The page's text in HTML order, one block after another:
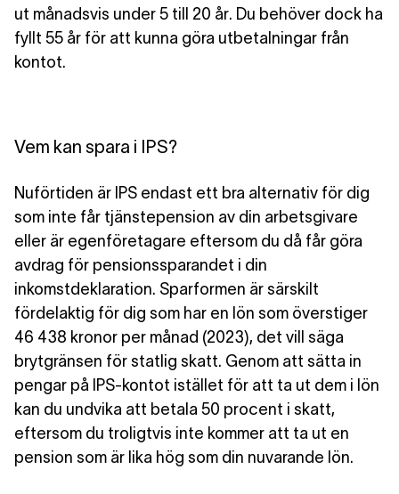
ut månadsvis under 5 till 20 år. Du behöver dock ha
fyllt 55 år för att kunna göra utbetalningar från
kontot.
Vem kan spara i IPS?
Nuförtiden är IPS endast ett bra alternativ för dig
som inte får tjänstepension av din arbetsgivare
eller är egenföretagare eftersom du då får göra
avdrag för pensionssparandet i din
inkomstdeklaration. Sparformen är särskilt
fördelaktig för dig som har en lön som överstiger
46 438 kronor per månad (2023), det vill säga
brytgränsen för statlig skatt. Genom att sätta in
pengar på IPS-kontot istället för att ta ut dem i lön
kan du undvika att betala 50 procent i skatt,
eftersom du troligtvis inte kommer att ta ut en
pension som är lika hög som din nuvarande lön.